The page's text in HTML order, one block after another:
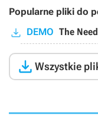
Popularne pliki do
DEMO The
 Wszystkie